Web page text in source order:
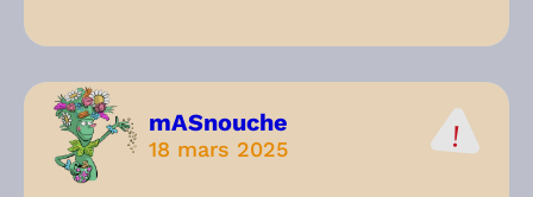
mASnouche
18 mars 2025